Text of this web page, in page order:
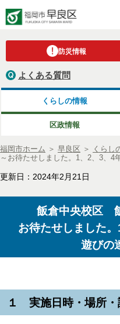
防災情報
よくある質問
くらしの情報
区政情報
福岡市ホーム ＞ 早良区 ＞ くらし
～お待たせしました。1、2、3、4
更新日：2024年2月21日
飯倉中央校区
お待たせしました
遊びの
１ 実施日時・場所・